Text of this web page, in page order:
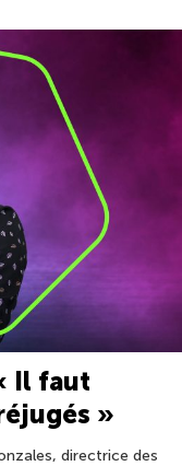
Il faut
»
directrice des